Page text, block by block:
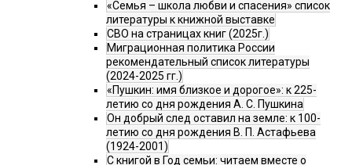
«Семья – школа любви и спасения» список
литературы к книжной выставке
СВО на страницах книг (2025г.)
Миграционная политика России
рекомендательный список литературы
(2024-2025 гг.)
«Пушкин: имя близкое и дорогое»: к 225-
летию со дня рождения А. С. Пушкина
Он добрый след оставил на земле: к 100-
летию со дня рождения В. П. Астафьева
(1924-2001)
С книгой в Год семьи: читаем вместе о